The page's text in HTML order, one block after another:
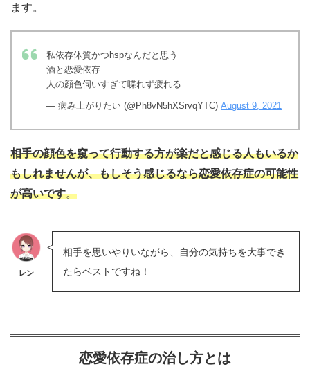
ます。
私依存体質かつhspなんだと思う
酒と恋愛依存
人の顔色伺いすぎて喋れず疲れる
— 病み上がりたい (@Ph8vN5hXSrvqYTC) August 9, 2021
相手の顔色を窺って行動する方が楽だと感じる人もいるか
もしれませんが、もしそう感じるなら恋愛依存症の可能性
が高いです。
レン
相手を思いやりいながら、自分の気持ちを大事でき
たらベストですね！
恋愛依存症の治し方とは